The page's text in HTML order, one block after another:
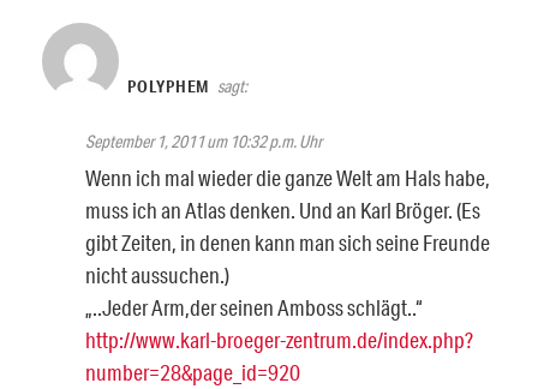
POLYPHEM sagt:
September 1, 2011 um 10:32 p.m. Uhr
Wenn ich mal wieder die ganze Welt am Hals habe,
muss ich an Atlas denken. Und an Karl Bröger. (Es
gibt Zeiten, in denen kann man sich seine Freunde
nicht aussuchen.)
„..Jeder Arm,der seinen Amboss schlägt..“
http://www.karl-broeger-zentrum.de/index.php?
number=28&page_id=920